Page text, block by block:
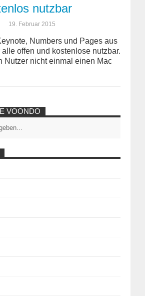
nutzbar
19. Februar 2015
Numbers und Pages aus
offen und kostenlose nutzbar.
Nutzer nicht einmal einen Mac
VOONDO